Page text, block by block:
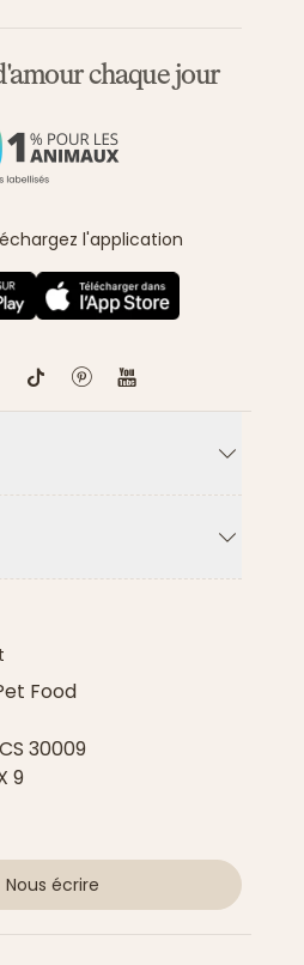
chaque jour
l'application
Food
30009
9
Nous écrire